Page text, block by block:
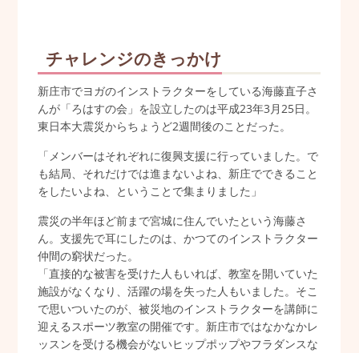
チャレンジのきっかけ
新庄市でヨガのインストラクターをしている海藤直子さ
んが「ろはすの会」を設立したのは平成23年3月25日。
東日本大震災からちょうど2週間後のことだった。
「メンバーはそれぞれに復興支援に行っていました。で
も結局、それだけでは進まないよね、新庄でできること
をしたいよね、ということで集まりました」
震災の半年ほど前まで宮城に住んでいたという海藤さ
ん。支援先で耳にしたのは、かつてのインストラクター
仲間の窮状だった。
「直接的な被害を受けた人もいれば、教室を開いていた
施設がなくなり、活躍の場を失った人もいました。そこ
で思いついたのが、被災地のインストラクターを講師に
迎えるスポーツ教室の開催です。新庄市ではなかなかレ
ッスンを受ける機会がないヒップポップやフラダンスな